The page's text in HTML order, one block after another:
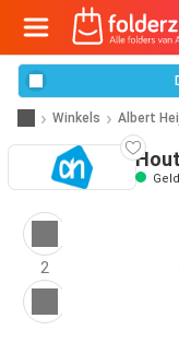
Winkels Albert
2